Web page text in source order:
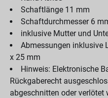
Schaftlänge 11 mm
Schaftdurchmesser 6
inklusive Mutter und
Abmessungen inklusive
x 25 mm
Hinweis: Elektronische
Rückgaberecht
abgeschnitten oder verlötet